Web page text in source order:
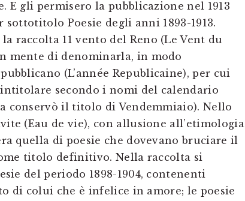
E gli permisero la pubblicazione nel 1913
Poesie degli anni 1893-1913.
raccolta 11 vento del Reno (Le Vent du
mente di denominarla, in modo
(L’année Republicaine), per cui
secondo i nomi del calendario
conservò il titolo di Vendemmiaio). Nello
(Eau de vie), con allusione all’etimologia
quella di poesie che dovevano bruciare il
titolo definitivo. Nella raccolta si
del periodo 1898-1904, contenenti
di colui che è infelice in amore; le poesie